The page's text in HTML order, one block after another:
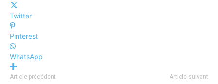
Twitter
Pinterest
WhatsApp
Article précédent Article suivant